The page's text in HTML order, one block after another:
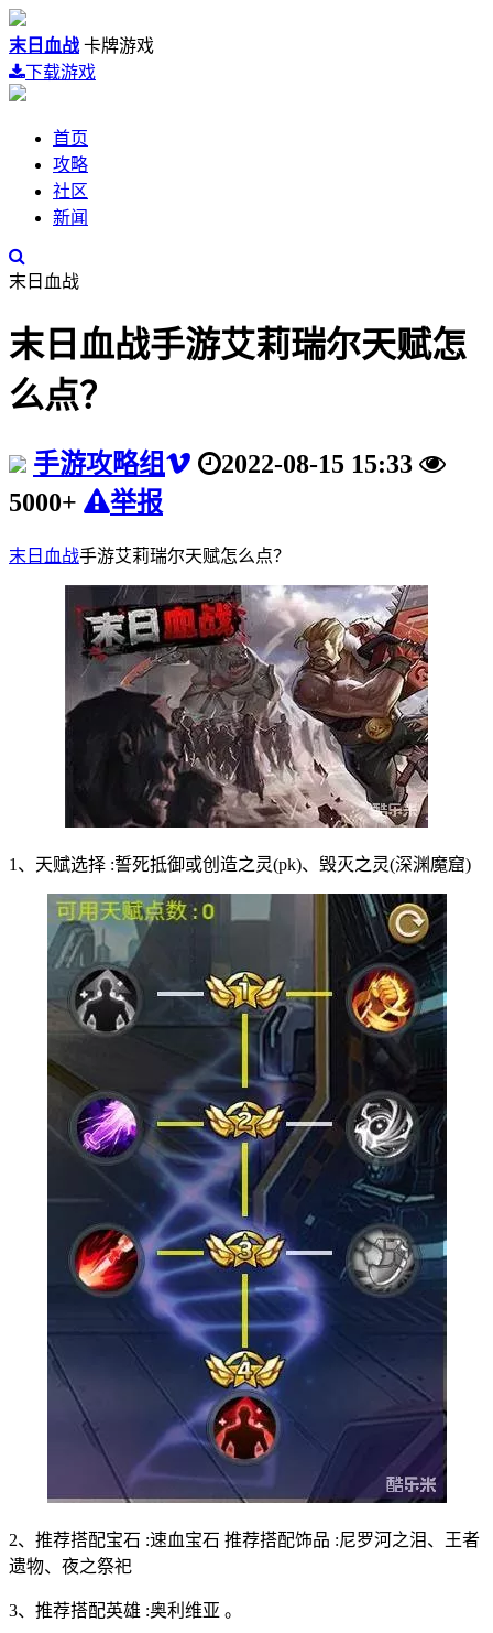
末日血战 卡牌游戏
下载游戏
首页
攻略
社区
新闻
末日血战
末日血战手游艾莉瑞尔天赋怎
么点？
手游攻略组
2022-08-15 15:33
5000+
举报
末日血战手游艾莉瑞尔天赋怎么点？
1、天赋选择 :誓死抵御或创造之灵(pk)、毁灭之灵(深渊魔窟)
2、推荐搭配宝石 :速血宝石 推荐搭配饰品 :尼罗河之泪、王者
遗物、夜之祭祀
3、推荐搭配英雄 :奥利维亚 。